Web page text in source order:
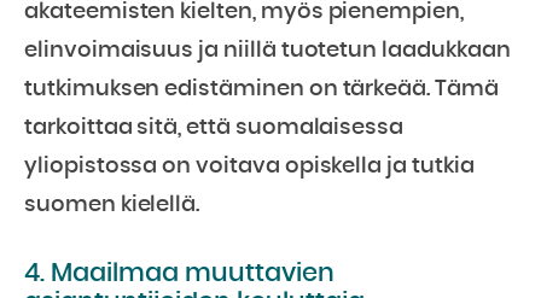
akateemisten kielten, myös pienempien,
elinvoimaisuus ja niillä tuotetun laadukkaan
tutkimuksen edistäminen on tärkeää. Tämä
tarkoittaa sitä, että suomalaisessa
yliopistossa on voitava opiskella ja tutkia
suomen kielellä.
4. Maailmaa muuttavien